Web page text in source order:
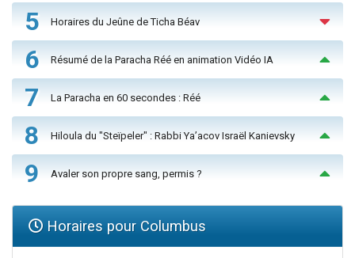
5 Horaires du Jeûne de Ticha Béav
6 Résumé de la Paracha Réé en animation Vidéo IA
7 La Paracha en 60 secondes : Réé
8 Hiloula du "Steïpeler" : Rabbi Ya’acov Israël Kanievsky
9 Avaler son propre sang, permis ?
Horaires pour Columbus